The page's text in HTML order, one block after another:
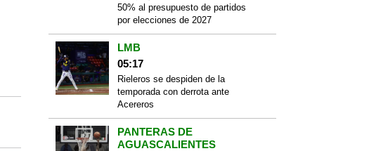
50% al presupuesto de partidos
por elecciones de 2027
LMB
05:17
Rieleros se despiden de la
temporada con derrota ante
Acereros
PANTERAS DE
AGUASCALIENTES